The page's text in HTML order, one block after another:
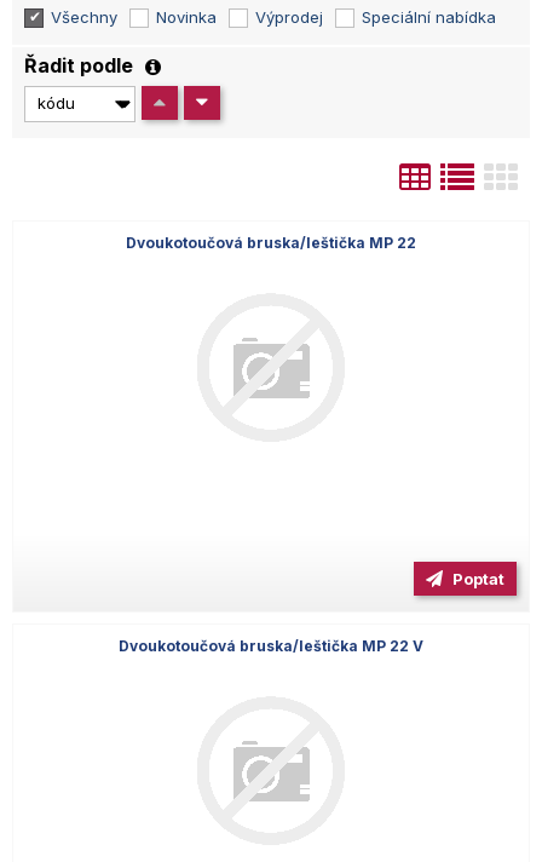
Všechny Novinka Výprodej Speciální nabídka
Řadit podle
Dvoukotoučová bruska/leštička MP 22
Poptat
Dvoukotoučová bruska/leštička MP 22 V